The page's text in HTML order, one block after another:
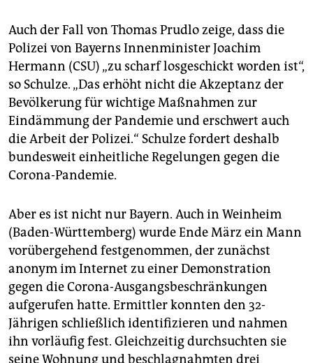
Auch der Fall von Thomas Prudlo zeige, dass die
Polizei von Bayerns Innenminister Joachim
Hermann (CSU) „zu scharf losgeschickt worden ist“,
so Schulze. „Das erhöht nicht die Akzeptanz der
Bevölkerung für wichtige Maßnahmen zur
Eindämmung der Pandemie und erschwert auch
die Arbeit der Polizei.“ Schulze fordert deshalb
bundesweit einheitliche Regelungen gegen die
Corona-Pandemie.
Aber es ist nicht nur Bayern. Auch in Weinheim
(Baden-Württemberg) wurde Ende März ein Mann
vorübergehend festgenommen, der zunächst
anonym im Internet zu einer Demonstration
gegen die Corona-Ausgangsbeschränkungen
aufgerufen hatte. Ermittler konnten den 32-
Jährigen schließlich identifizieren und nahmen
ihn vorläufig fest. Gleichzeitig durchsuchten sie
seine Wohnung und beschlagnahmten drei